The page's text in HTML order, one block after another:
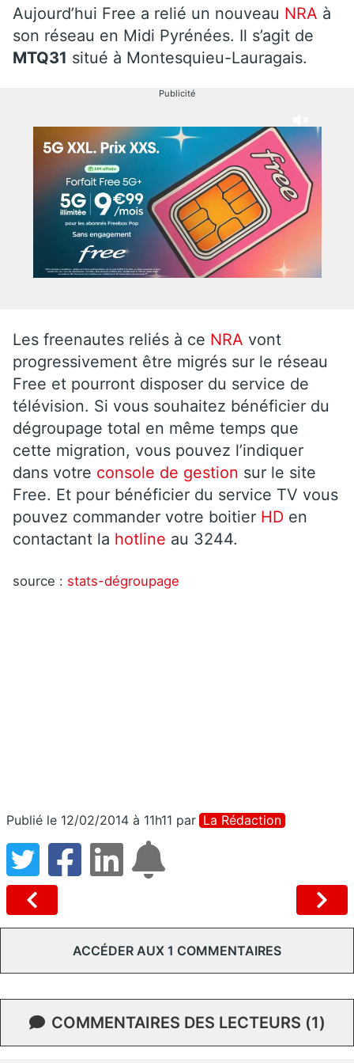
Aujourd’hui Free a relié un nouveau NRA à
son réseau en Midi Pyrénées. Il s’agit de
MTQ31 situé à Montesquieu-Lauragais.
Publicité
Les freenautes reliés à ce NRA vont
progressivement être migrés sur le réseau
Free et pourront disposer du service de
télévision. Si vous souhaitez bénéficier du
dégroupage total en même temps que
cette migration, vous pouvez l’indiquer
dans votre console de gestion sur le site
Free. Et pour bénéficier du service TV vous
pouvez commander votre boitier HD en
contactant la hotline au 3244.
source : stats-dégroupage
Publié le 12/02/2014 à 11h11 par La Rédaction
ACCÉDER AUX 1 COMMENTAIRES
COMMENTAIRES DES LECTEURS (1)